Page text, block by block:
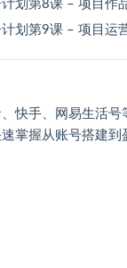
划第8课 – 项目作
划第9课 – 项目运
快手、网易生活
掌握从账号搭建